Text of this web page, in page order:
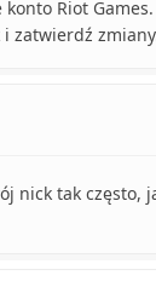
Riot
zatwierdź
nick tak często,